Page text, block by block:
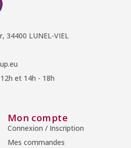
34400 LUNEL-VIEL
et 14h - 18h
Mon compte
Connexion / Inscription
Mes commandes